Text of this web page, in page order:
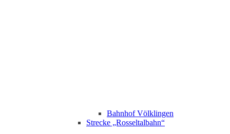
Bahnhof Völklingen
Strecke „Rosseltalbahn“